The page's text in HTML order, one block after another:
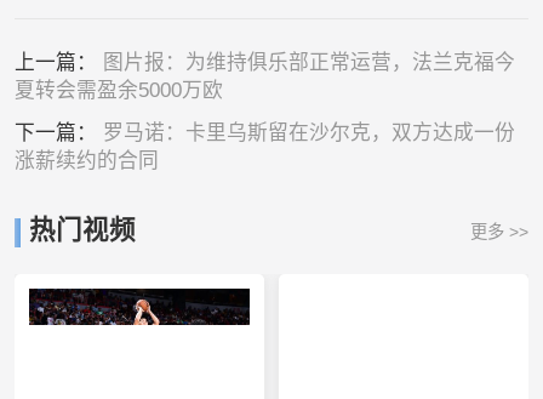
上一篇：
图片报：为维持俱乐部正常运营，法兰克福今
夏转会需盈余5000万欧
下一篇： 罗马诺：卡里乌斯留在沙尔克，双方达成一份
涨薪续约的合同
热门视频 更多 >>